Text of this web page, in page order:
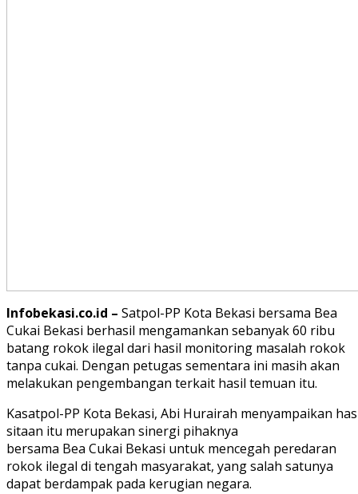
Infobekasi.co.id – Satpol-PP Kota Bekasi bersama Bea
Cukai Bekasi berhasil mengamankan sebanyak 60 ribu
batang rokok ilegal dari hasil monitoring masalah rokok
tanpa cukai. Dengan petugas sementara ini masih akan
melakukan pengembangan terkait hasil temuan itu.
Kasatpol-PP Kota Bekasi, Abi Hurairah menyampaikan
sitaan itu merupakan sinergi pihaknya
bersama Bea Cukai Bekasi untuk mencegah peredaran
rokok ilegal di tengah masyarakat, yang salah satunya
dapat berdampak pada kerugian negara.